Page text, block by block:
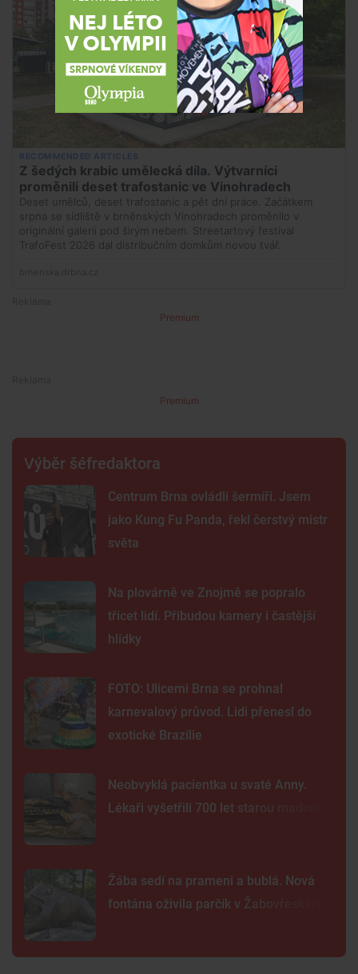
Premium
Premium
Výběr šéfredaktora
Centrum Brna ovládli šermíři. Jsem
jako Kung Fu Panda, řekl čerstvý mistr
světa
Na plovárně ve Znojmě se popralo
třicet lidí. Přibudou kamery i častější
hlídky
FOTO: Ulicemi Brna se prohnal
karnevalový průvod. Lidi přenesl do
exotické Brazílie
Neobvyklá pacientka u svaté Anny.
Lékaři vyšetřili 700 let starou madonu
Žába sedí na prameni a bublá. Nová
fontána oživila parčík v Žabovřeskách